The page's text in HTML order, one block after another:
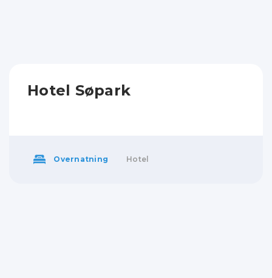
Hotel Søpark
Overnatning Hotel